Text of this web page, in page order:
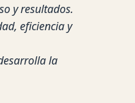
y resultados.
eficiencia y
la